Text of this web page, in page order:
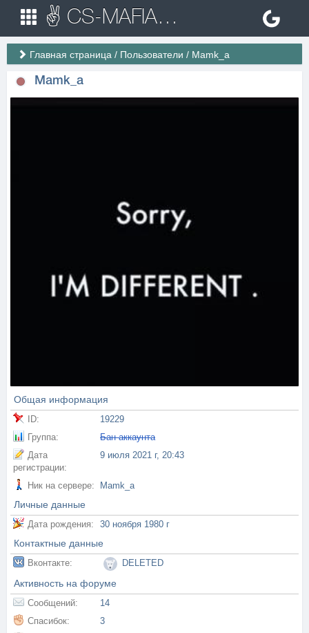
✌ CS-MAFIA.RU ✌ Игровые сервера Counter Strike 1.6
Главная страница / Пользователи / Mamk_a
Mamk_a
Общая информация
ID:
19229
Группа:
Бан аккаунта
Дата
регистрации:
9 июля 2021 г, 20:43
Ник на сервере: Mamk_a
Личные данные
Дата рождения: 30 ноября 1980 г
Контактные данные
Вконтакте: DELETED
Активность на форуме
Сообщений:
14
Спасибок:
3